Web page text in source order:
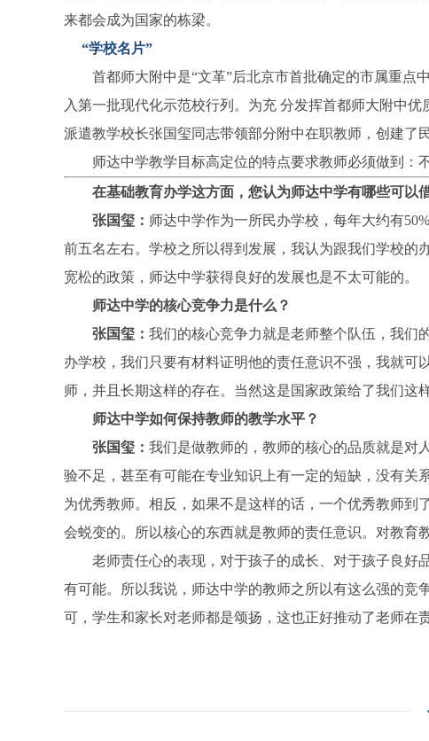
来都会成为国家的栋梁。
“学校名片”
首都师大附中是“文革”后北京市首批确定的市属重点
入第一批现代化示范校行列。为充 分发挥首都师大附中
派遣教学校长张国玺同志带领部分附中在职教师，创建了
师达中学教学目标高定位的特点要求教师必须做到：
在基础教育办学这方面，您认为师达中学有哪些可以
张国玺： 师达中学作为一所民办学校，每年大约有
前五名左右。学校之所以得到发展，我认为跟我们学校
宽松的政策，师达中学获得良好的发展也是不太可能的。
师达中学的核心竞争力是什么？
张国玺： 我们的核心竞争力就是老师整个队伍，我们
办学校，我们只要有材料证明他的责任意识不强，我就
师，并且长期这样的存在。当然这是国家政策给了我们这
师达中学如何保持教师的教学水平？
张国玺： 我们是做教师的，教师的核心的品质就是对
验不足，甚至有可能在专业知识上有一定的短缺，没有
为优秀教师。相反，如果不是这样的话，一个优秀教师
会蜕变的。所以核心的东西就是教师的责任意识。对教育
老师责任心的表现，对于孩子的成长、对于孩子良好
有可能。所以我说，师达中学的教师之所以有这么强的竞
可，学生和家长对老师都是颂扬，这也正好推动了老师在